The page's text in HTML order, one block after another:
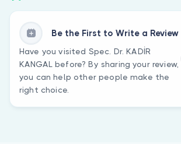
Be the First to Write a Review
Have you visited Spec. Dr. KADİR
KANGAL before? By sharing your review,
you can help other people make the
right choice.